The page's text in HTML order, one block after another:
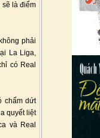
sẽ là điểm
phải
La Liga,
có Real
chấm dứt
quyết liệt
và Real